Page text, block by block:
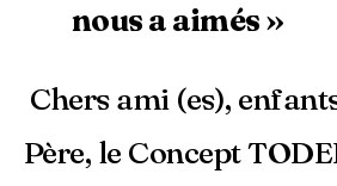
nous a aimés »
Chers ami (es),
Père, le Concept